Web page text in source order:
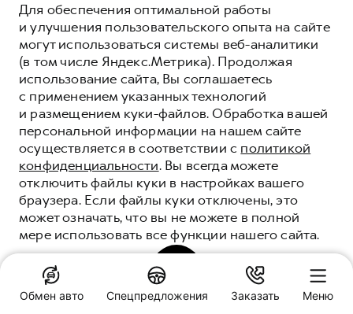
3.11.
уведомлений,
рассылок,
информационных и
рекламных
сообщений и
материалов в том
числе, но не
ограничиваясь, о
продукции и
услугах,
презентаций, о
новостях брендов
HAVAL, GWM,
посредством e-mail
рассылки:
общие:
иные:
Для обеспечения оптимальной работы
и улучшения пользовательского опыта на сайте
могут использоваться системы веб-аналитики
(в том числе Яндекс.Метрика). Продолжая
использование сайта, Вы соглашаетесь
с применением указанных технологий
и размещением куки-файлов. Обработка вашей
персональной информации на нашем сайте
осуществляется в соответствии с политикой
конфиденциальности. Вы всегда можете
отключить файлы куки в настройках вашего
браузера. Если файлы куки отключены, это
может означать, что вы не можете в полной
мере использовать все функции нашего сайта.
ПОНЯТНО
Обмен авто Спецпредложения Заказать Меню